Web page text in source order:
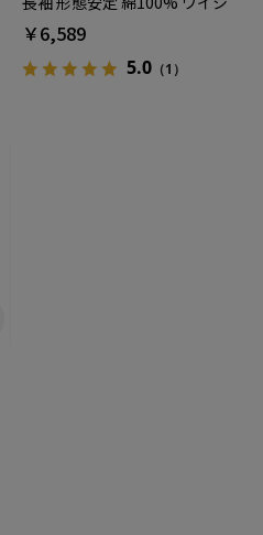
ャツ 白無地
￥6,589
5.0 （1）